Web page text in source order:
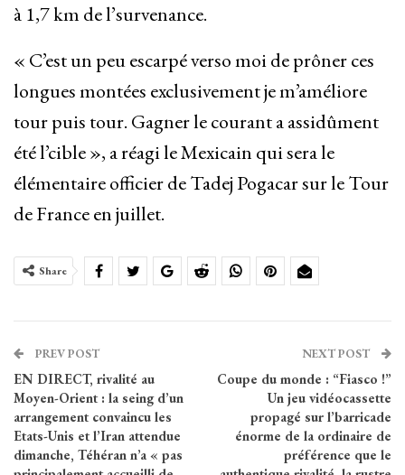
à 1,7 km de l’survenance.
« C’est un peu escarpé verso moi de prôner ces
longues montées exclusivement je m’améliore
tour puis tour. Gagner le courant a assidûment
été l’cible », a réagi le Mexicain qui sera le
élémentaire officier de Tadej Pogacar sur le Tour
de France en juillet.
Share
PREV POST
EN DIRECT, rivalité au
Moyen-Orient : la seing d’un
arrangement convaincu les
Etats-Unis et l’Iran attendue
dimanche, Téhéran n’a « pas
NEXT POST
Coupe du monde : “Fiasco !”
Un jeu vidéocassette
propagé sur l’barricade
énorme de la ordinaire de
préférence que le